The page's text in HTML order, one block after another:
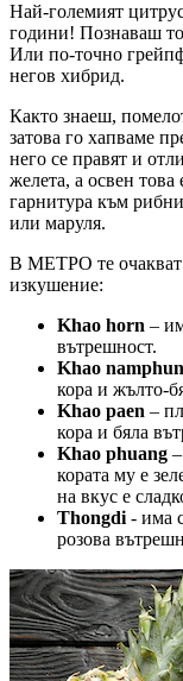
Най-големият
години! Познаваш
Или по-точно
негов хибрид.
Както знаеш,
затова го хапваме
него се правят и
желета, а освен
гарнитура към
или маруля.
В МЕТРО те очакват
изкушение:
Khao horn –
вътрешност.
Khao
кора и жълто-
Khao paen –
кора и бяла
Khao phuang
кората му е
на вкус е
Thongdi - има
розова